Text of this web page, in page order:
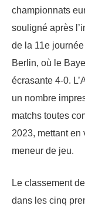
championnats
souligné après
de la 11e
Berlin, où le
écrasante 4-0.
un nombre
matchs toutes
2023, mettant
meneur de jeu.
Le classement
dans les cinq